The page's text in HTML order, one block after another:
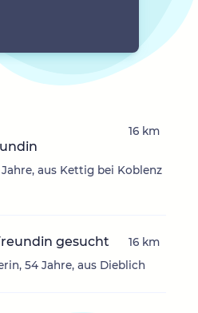
Jahre, aus Kettig bei Koblenz
16 km
gesucht
54 Jahre, aus Dieblich
16 km